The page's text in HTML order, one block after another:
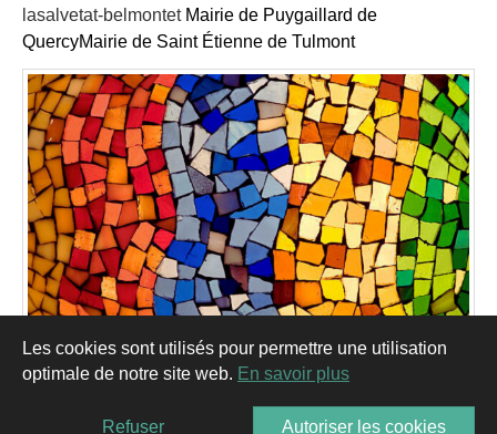
Les cookies sont utilisés pour permettre une utilisation
optimale de notre site web. En savoir plus
Refuser Autoriser les cookies
lasalvetat-belmontet Mairie de Puygaillard de
QuercyMairie de Saint Étienne de Tulmont